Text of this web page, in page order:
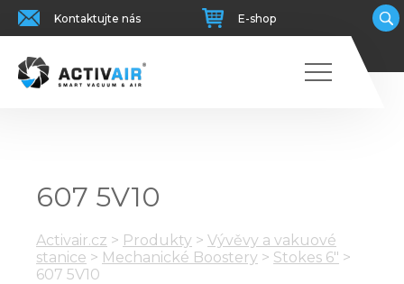
Kontaktujte nás E-shop
607 5V10
Activair.cz > Produkty > Vývěvy a vakuové
stanice > Mechanické Boostery > Stokes 6" >
607 5V10